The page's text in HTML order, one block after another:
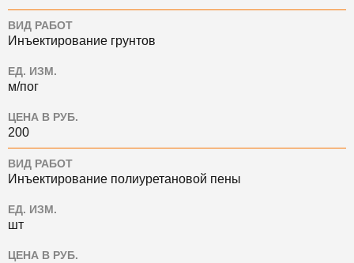
ВИД РАБОТ
Инъектирование грунтов
ЕД. ИЗМ.
м/пог
ЦЕНА В РУБ.
200
ВИД РАБОТ
Инъектирование полиуретановой пены
ЕД. ИЗМ.
шт
ЦЕНА В РУБ.